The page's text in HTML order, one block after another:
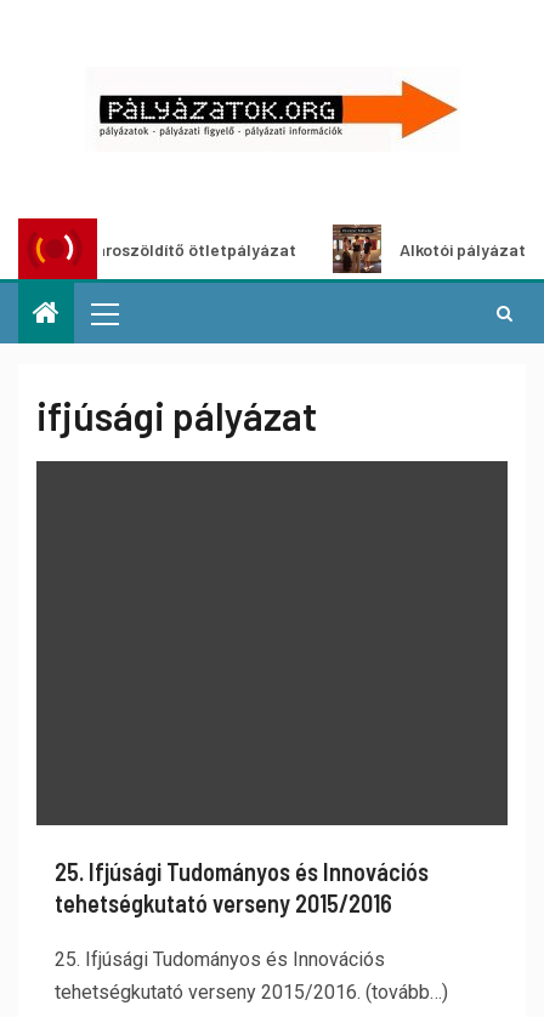
Városzöldítő ötletpályázat Alkotói pályázat
ifjúsági pályázat
25. Ifjúsági Tudományos és Innovációs
tehetségkutató verseny 2015/2016
25. Ifjúsági Tudományos és Innovációs
tehetségkutató verseny 2015/2016. (tovább…)